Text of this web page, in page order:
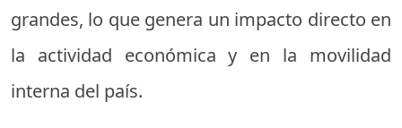
grandes, lo que genera un impacto directo en
la actividad económica y en la movilidad
interna del país.